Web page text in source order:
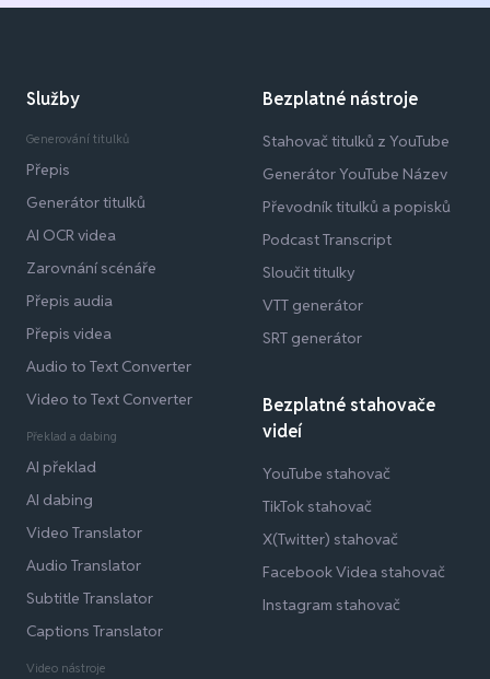
Služby
Generování titulků
Přepis
Generátor titulků
AI OCR videa
Zarovnání scénáře
Přepis audia
Přepis videa
Audio to Text Converter
Video to Text Converter
Překlad a dabing
AI překlad
AI dabing
Video Translator
Audio Translator
Subtitle Translator
Captions Translator
Video nástroje
Bezplatné nástroje
Stahovač titulků z YouTube
Generátor YouTube Název
Převodník titulků a popisků
Podcast Transcript
Sloučit titulky
VTT generátor
SRT generátor
Bezplatné stahovače
videí
YouTube stahovač
TikTok stahovač
X(Twitter) stahovač
Facebook Videa stahovač
Instagram stahovač